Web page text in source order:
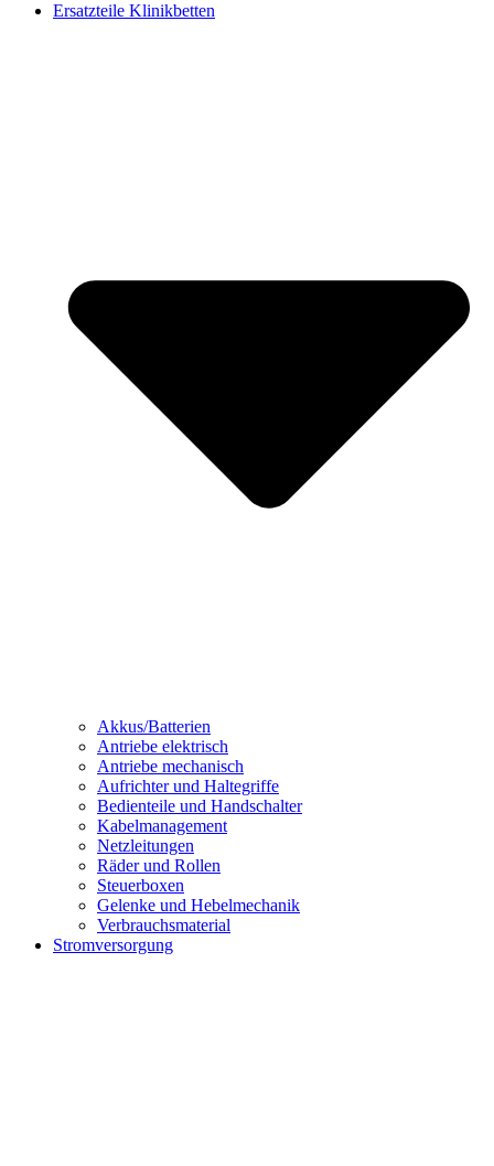
Ersatzteile Klinikbetten
Akkus/Batterien
Antriebe elektrisch
Antriebe mechanisch
Aufrichter und Haltegriffe
Bedienteile und Handschalter
Kabelmanagement
Netzleitungen
Räder und Rollen
Steuerboxen
Gelenke und Hebelmechanik
Verbrauchsmaterial
Stromversorgung